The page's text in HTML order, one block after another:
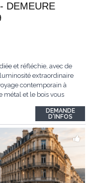
DEMEURE
et réfléchie, avec de
extraordinaire
contemporain à
métal et le bois vous
verger de fruitiers, et...
DEMANDE
D'INFOS